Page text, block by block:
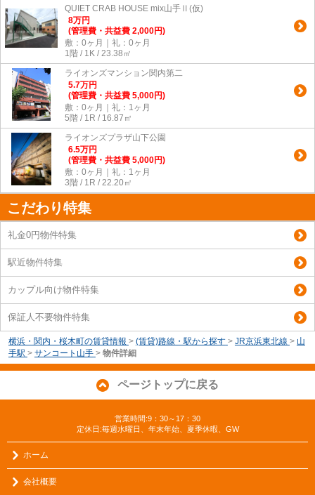
QUIET CRAB HOUSE mix山手Ⅱ(仮)
8万円
(管理費・共益費 2,000円)
敷：0ヶ月｜礼：0ヶ月
1階 / 1K / 23.38㎡
ライオンズマンション関内第二
5.7万円
(管理費・共益費 5,000円)
敷：0ヶ月｜礼：1ヶ月
5階 / 1R / 16.87㎡
ライオンズプラザ山下公園
6.5万円
(管理費・共益費 5,000円)
敷：0ヶ月｜礼：1ヶ月
3階 / 1R / 22.20㎡
こだわり特集
礼金0円物件特集
駅近物件特集
カップル向け物件特集
保証人不要物件特集
横浜・関内・桜木町の賃貸情報 > (賃貸)路線・駅から探す > JR京浜東北線 > 山
手駅 > サンコート山手 > 物件詳細
ページトップに戻る
営業時間:9：30～17：30
定休日:毎週水曜日、年末年始、夏季休暇、GW
ホーム
会社概要